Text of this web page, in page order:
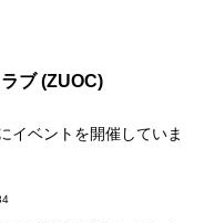
ブ (ZUOC)
イベントを開催していま